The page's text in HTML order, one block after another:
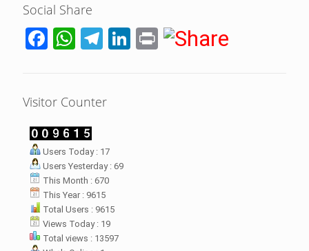
Social Share
Facebook
WhatsApp
Telegram
LinkedIn
Print
Visitor Counter
Users Today : 17
Users Yesterday : 69
This Month : 670
This Year : 9615
Total Users : 9615
Views Today : 19
Total views : 13597
Desak
masyarakat dua desa
bukan merupakan
pertama ke
ATR/ BPN. Warga
kunjungan kali ini membuat
ATR/BPN
penyelesaian
agraria di desa mereka.